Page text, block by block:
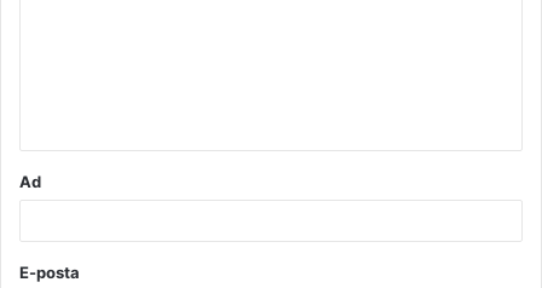
Ad
E-posta